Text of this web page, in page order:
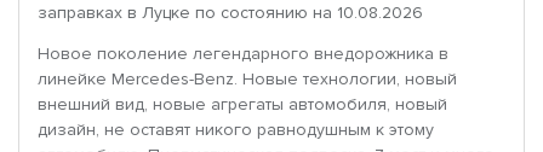
заправках в Луцке по состоянию на 10.08.2026
Новое поколение легендарного внедорожника в
линейке Mercedes-Benz. Новые технологии, новый
внешний вид, новые агрегаты автомобиля, новый
дизайн, не оставят никого равнодушным к этому